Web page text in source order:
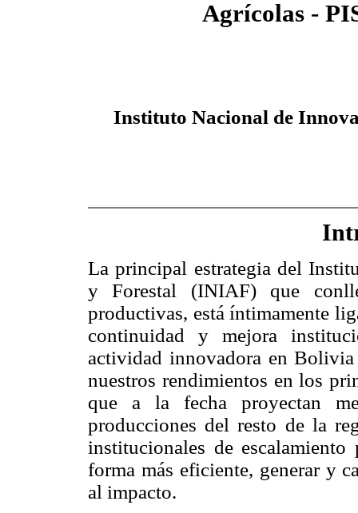
Agrícolas -
Instituto Nacional de
La principal estrategia del
y Forestal (INIAF) que
productivas, está íntimamente
continuidad y mejora
actividad innovadora en
nuestros rendimientos en los
que a la fecha proyectan
producciones del resto de la
institucionales de
forma más eficiente, generar y
al impacto.